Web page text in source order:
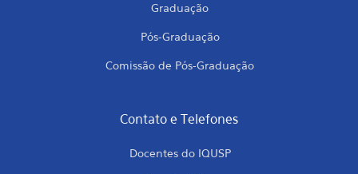
Graduação
Pós-Graduação
Comissão de Pós-Graduação
Contato e Telefones
Docentes do IQUSP